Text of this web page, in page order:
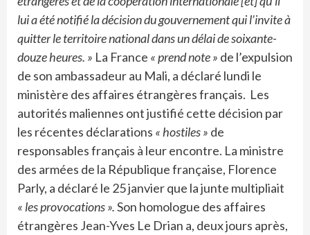
lui a été notifié la décision du gouvernement qui l’invite à
quitter le territoire national dans un délai de soixante-
douze heures. » La France « prend note » de l’expulsion
de son ambassadeur au Mali, a déclaré lundi le
ministère des affaires étrangères français. Les
autorités maliennes ont justifié cette décision par
les récentes déclarations « hostiles » de
responsables français à leur encontre. La ministre
des armées de la République française, Florence
Parly, a déclaré le 25 janvier que la junte multipliait
« les provocations ».Son homologue des affaires
étrangères Jean-Yves Le Drian a, deux jours après,